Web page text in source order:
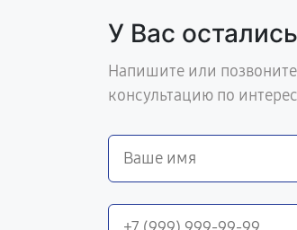
У Вас
Напишите или
консультацию по